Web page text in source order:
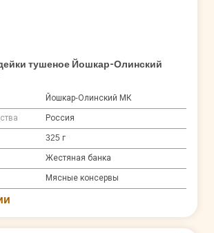
тушеное Йошкар-Олинский
Йошкар-Олинский МК
Россия
325 г
Жестяная банка
Мясные консервы